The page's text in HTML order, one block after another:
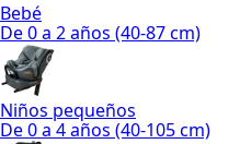
Bebé
De 0 a 2 años (40-87 cm)
Niños pequeños
De 0 a 4 años (40-105 cm)